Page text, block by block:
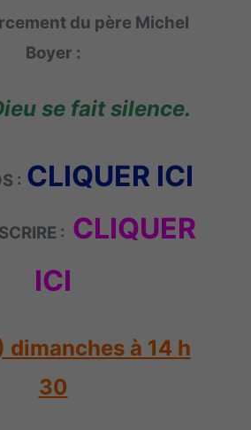
du père Michel
Boyer :
se fait silence.
: CLIQUER ICI
: CLIQUER
ICI
dimanches à 14 h
30